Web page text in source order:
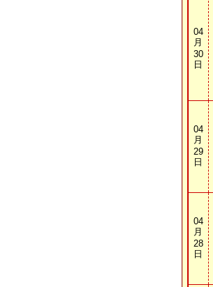
04
月
30
日
04
月
29
日
04
月
28
日